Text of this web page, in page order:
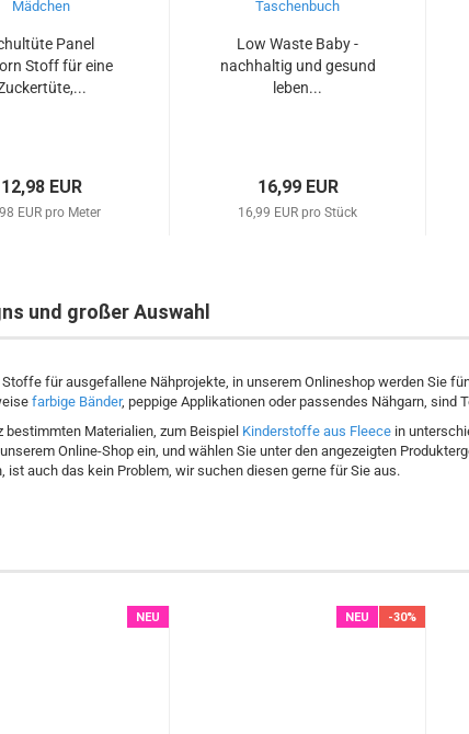
Panel
Stoff für eine
12,98 EUR
EUR pro Meter
Low Waste Baby -
nachhaltig und gesund
leben...
16,99 EUR
16,99 EUR pro Stück
und großer Auswahl
Stoffe für ausgefallene Nähprojekte, in unserem Onlineshop werden Sie
farbige Bänder, peppige Applikationen oder passendes Nähgarn, sind
Materialien, zum Beispiel Kinderstoffe aus Fleece in
Online-Shop ein, und wählen Sie unter den angezeigten
auch das kein Problem, wir suchen diesen gerne für Sie aus.
NEU NEU -30%